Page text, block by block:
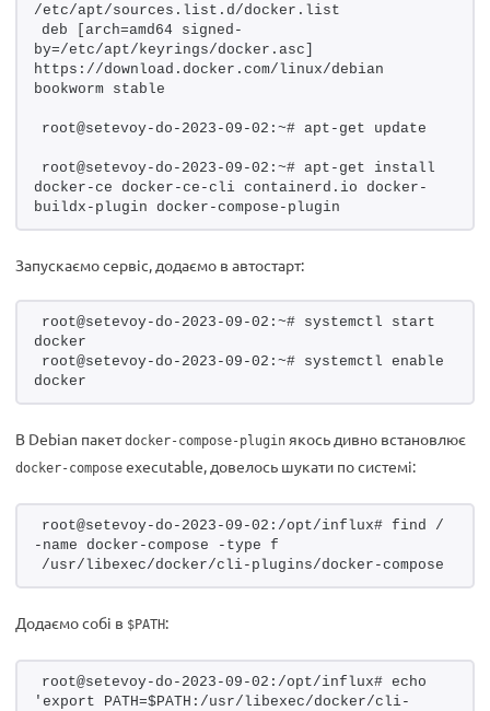
/etc/apt/sources.list.d/docker.list
deb [arch=amd64 signed-
by=/etc/apt/keyrings/docker.asc]
https://download.docker.com/linux/debian
bookworm stable
root@setevoy-do-2023-09-02:~# apt-get update
root@setevoy-do-2023-09-02:~# apt-get install
docker-ce docker-ce-cli containerd.io docker-
buildx-plugin docker-compose-plugin
Запускаємо сервіс, додаємо в автостарт:
root@setevoy-do-2023-09-02:~# systemctl start
docker
root@setevoy-do-2023-09-02:~# systemctl enable
docker
В Debian пакетdocker-compose-plugin якось дивно встановлює
docker-compose executable, довелось шукати по системі:
root@setevoy-do-2023-09-02:/opt/influx# find /
-name docker-compose -type f
/usr/libexec/docker/cli-plugins/docker-compose
Додаємо собі в $PATH:
root@setevoy-do-2023-09-02:/opt/influx# echo
'export PATH=$PATH:/usr/libexec/docker/cli-